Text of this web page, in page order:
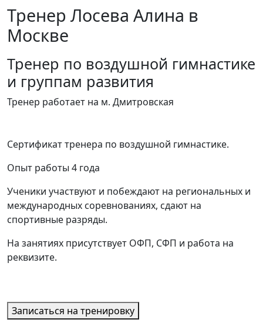
Тренер Лосева Алина в
Москве
Тренер по воздушной гимнастике
и группам развития
Тренер работает на м. Дмитровская
Сертификат тренера по воздушной гимнастике.
Опыт работы 4 года
Ученики участвуют и побеждают на региональных и
международных соревнованиях, сдают на
спортивные разряды.
На занятиях присутствует ОФП, СФП и работа на
реквизите.
Записаться на тренировку